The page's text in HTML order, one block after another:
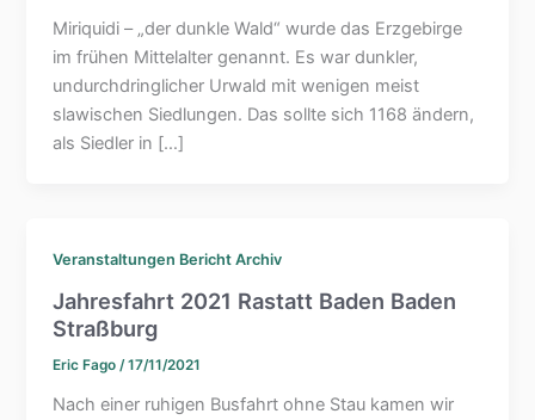
Miriquidi – „der dunkle Wald“ wurde das Erzgebirge
im frühen Mittelalter genannt. Es war dunkler,
undurchdringlicher Urwald mit wenigen meist
slawischen Siedlungen. Das sollte sich 1168 ändern,
als Siedler in […]
Veranstaltungen Bericht Archiv
Jahresfahrt 2021 Rastatt Baden Baden
Straßburg
Eric Fago/17/11/2021
Nach einer ruhigen Busfahrt ohne Stau kamen wir